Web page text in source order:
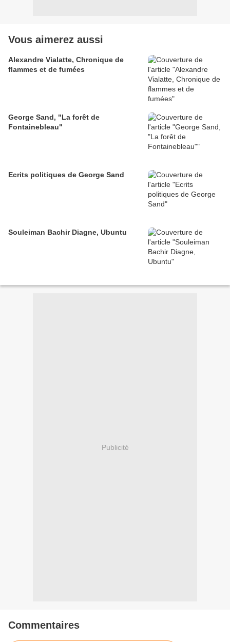
Vous aimerez aussi
Alexandre Vialatte, Chronique de
flammes et de fumées
George Sand, "La forêt de
Fontainebleau"
Ecrits politiques de George Sand
Souleiman Bachir Diagne, Ubuntu
Publicité
Commentaires